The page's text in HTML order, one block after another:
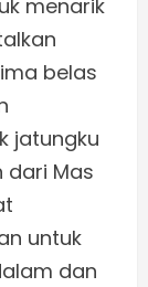
menarik
belas
jatungku
dari Mas
untuk
dan